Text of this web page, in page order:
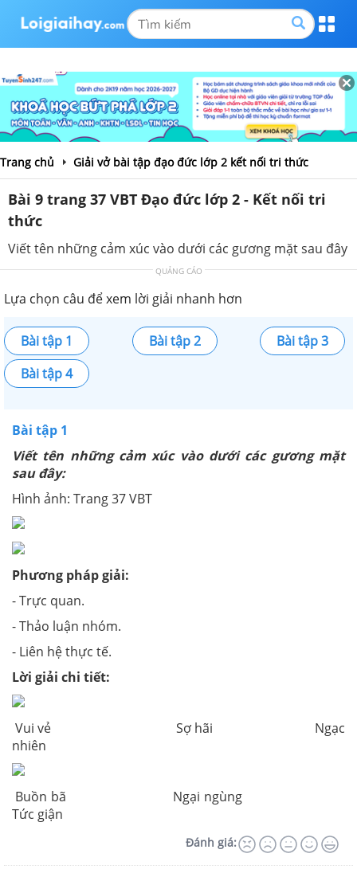
Trang chủ Giải vở bài tập đạo đức lớp 2 kết nối tri thức
Bài 9 trang 37 VBT Đạo đức lớp 2 - Kết nối tri
thức
Viết tên những cảm xúc vào dưới các gương mặt sau đây
QUẢNG CÁO
Lựa chọn câu để xem lời giải nhanh hơn
Bài tập 1 Bài tập 2
Bài tập 3
Bài tập 4
Bài tập 1
Viết tên những cảm xúc vào dưới các gương mặt
sau đây:
Hình ảnh: Trang 37 VBT
Phương pháp giải:
- Trực quan.
- Thảo luận nhóm.
- Liên hệ thực tế.
Lời giải chi tiết:
Vui vẻ Sợ hãi Ngạc
nhiên
Buồn bã Ngại ngùng
Tức giận
Đánh giá: